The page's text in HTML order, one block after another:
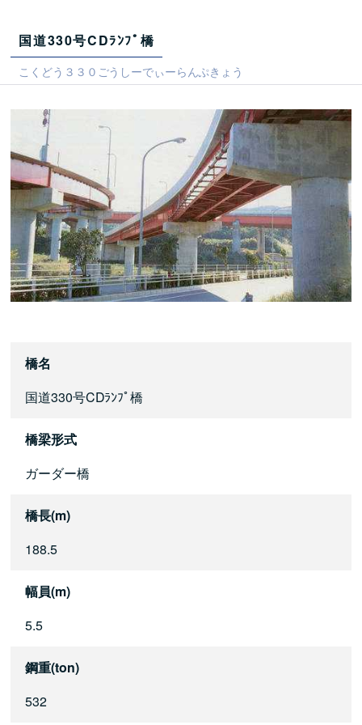
国道330号CDﾗﾝﾌﾟ橋
こくどう３３０ごうしーでぃーらんぷきょう
橋名
国道330号CDﾗﾝﾌﾟ橋
橋梁形式
ガーダー橋
橋長(m)
188.5
幅員(m)
5.5
鋼重(ton)
532